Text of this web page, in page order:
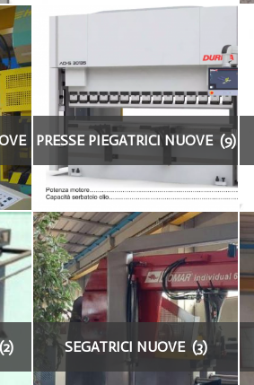
PRESSE PIEGATRICI NUOVE (9)
SEGATRICI NUOVE (3)